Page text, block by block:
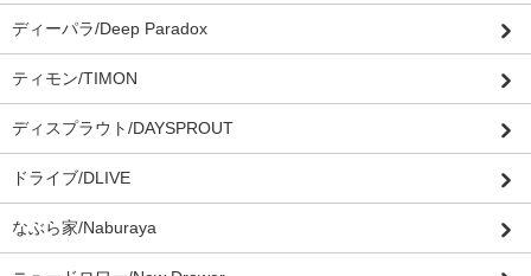
ディーパラ/Deep Paradox
ティモン/TIMON
ディスプラウト/DAYSPROUT
ドライブ/DLIVE
なぶら家/Naburaya